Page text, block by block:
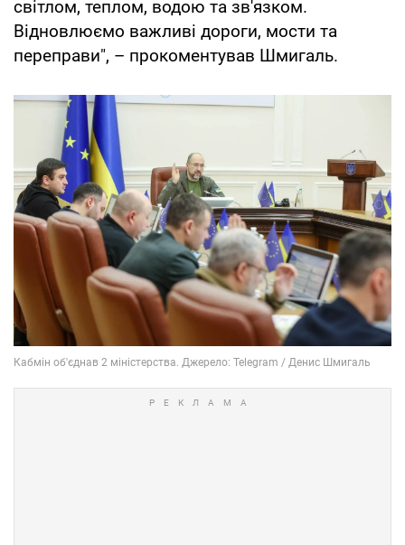
світлом, теплом, водою та зв'язком.
Відновлюємо важливі дороги, мости та
переправи", – прокоментував Шмигаль.